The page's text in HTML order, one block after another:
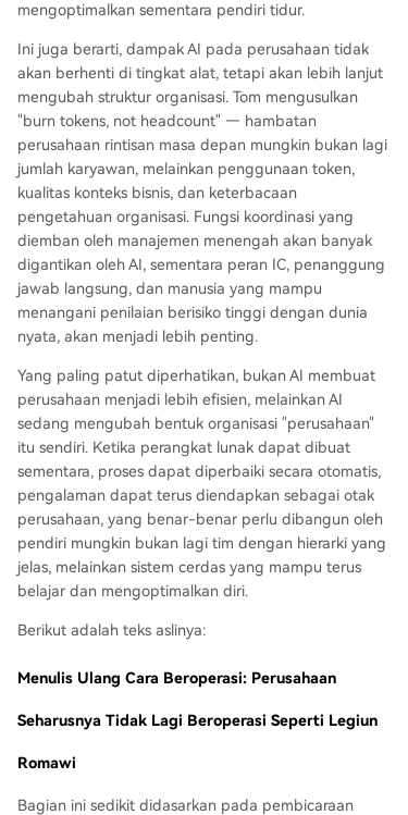
mengoptimalkan sementara pendiri tidur.
Ini juga berarti, dampak AI pada perusahaan tidak
akan berhenti di tingkat alat, tetapi akan lebih lanjut
mengubah struktur organisasi. Tom mengusulkan
"burn tokens, not headcount" — hambatan
perusahaan rintisan masa depan mungkin bukan lagi
jumlah karyawan, melainkan penggunaan token,
kualitas konteks bisnis, dan keterbacaan
pengetahuan organisasi. Fungsi koordinasi yang
diemban oleh manajemen menengah akan banyak
digantikan oleh AI, sementara peran IC, penanggung
jawab langsung, dan manusia yang mampu
menangani penilaian berisiko tinggi dengan dunia
nyata, akan menjadi lebih penting.
Yang paling patut diperhatikan, bukan AI membuat
perusahaan menjadi lebih efisien, melainkan AI
sedang mengubah bentuk organisasi "perusahaan"
itu sendiri. Ketika perangkat lunak dapat dibuat
sementara, proses dapat diperbaiki secara otomatis,
pengalaman dapat terus diendapkan sebagai otak
perusahaan, yang benar-benar perlu dibangun oleh
pendiri mungkin bukan lagi tim dengan hierarki yang
jelas, melainkan sistem cerdas yang mampu terus
belajar dan mengoptimalkan diri.
Berikut adalah teks aslinya:
Menulis Ulang Cara Beroperasi: Perusahaan
Seharusnya Tidak Lagi Beroperasi Seperti Legiun
Romawi
Bagian ini sedikit didasarkan pada pembicaraan